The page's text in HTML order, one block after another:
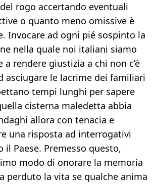
rogo accertando eventuali
o quanto meno omissive è
Invocare ad ogni pié sospinto la
nella quale noi italiani siamo
a rendere giustizia a chi non c’è
asciugare le lacrime dei familiari
tempi lunghi per sapere
cisterna maledetta abbia
allora con tenacia e
una risposta ad interrogativi
Paese. Premesso questo,
modo di onorare la memoria
perduto la vita se qualche anima